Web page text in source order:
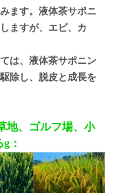
ます。液体茶サポニ
ますが、エビ、カ
は、液体茶サポニン
除し、脱皮と成長を
地、ゴルフ場、小
：